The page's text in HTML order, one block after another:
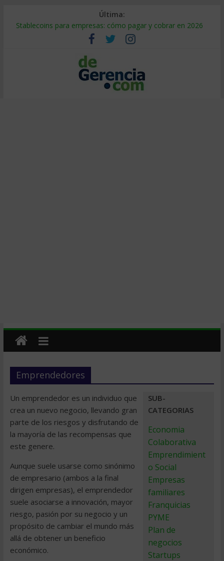
Última:
Stablecoins para empresas: cómo pagar y cobrar en 2026
Despido silencioso: qué es y por qué sale tan caro
IA en selección de personal: cómo auditarla a tiempo
Trabajo forzoso en la cadena de suministro: qué hacer
Mercado hispano de EE. UU.: cómo segmentarlo y venderle
Emprendedores
SUB-
CATEGORIAS
Economia
Colaborativa
Emprendimient
o Social
Empresas
familiares
Franquicias
PYME
Plan de
negocios
Startups
Un emprendedor es un individuo que
crea un nuevo negocio, llevando gran
parte de los riesgos y disfrutando de
la mayoría de las recompensas que
este genere.
Aunque suele usarse como sinónimo
de empresario (ambos a la final
dirigen empresas), el emprendedor
suele asociarse a innovación, mayor
riesgo, pasión por su negocio y un
propósito de cambiar el mundo más
allá de obtener un beneficio
económico.